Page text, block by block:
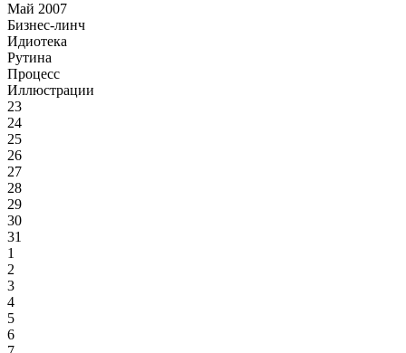
Май 2007
Бизнес-линч
Идиотека
Рутина
Процесс
Иллюстрации
23
24
25
26
27
28
29
30
31
1
2
3
4
5
6